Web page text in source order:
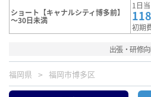
ショート【キャナルシティ博多前】
～30日未満
1日
初期
出張・研修
福岡県 福岡市博多区